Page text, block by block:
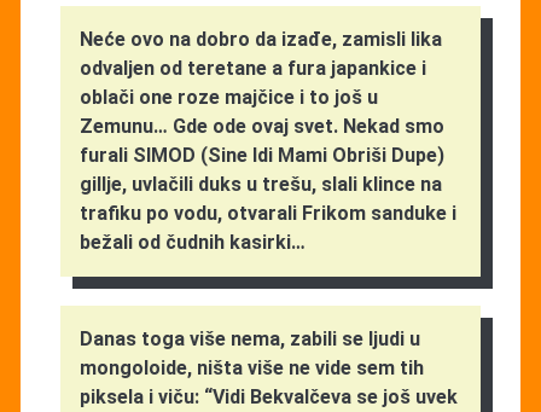
Neće ovo na dobro da izađe, zamisli lika
odvaljen od teretane a fura japankice i
oblači one roze majčice i to još u
Zemunu… Gde ode ovaj svet. Nekad smo
furali SIMOD (Sine Idi Mami Obriši Dupe)
gillje, uvlačili duks u trešu, slali klince na
trafiku po vodu, otvarali Frikom sanduke i
bežali od čudnih kasirki…
Danas toga više nema, zabili se ljudi u
mongoloide, ništa više ne vide sem tih
piksela i viču: “Vidi Bekvalčeva se još uvek